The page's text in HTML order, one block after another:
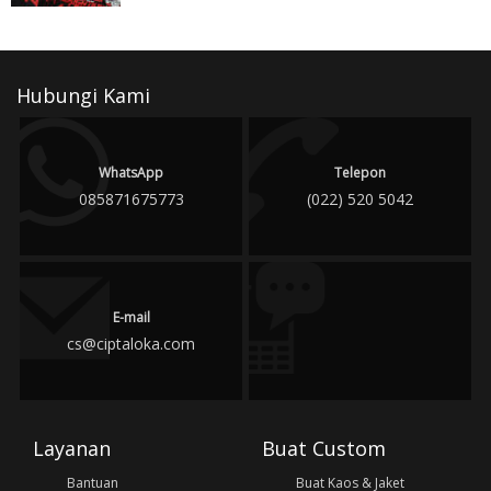
Hubungi Kami
WhatsApp
085871675773
Telepon
(022) 520 5042
E-mail
cs@ciptaloka.com
Layanan
Bantuan
Buat Custom
Buat Kaos & Jaket